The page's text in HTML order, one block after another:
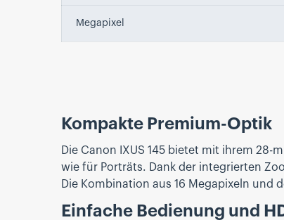
Megapixel
Kompakte Premium-Optik
Die Canon IXUS 145 bietet mit ihrem
wie für Porträts. Dank der integrierten
Die Kombination aus 16 Megapixeln
Einfache Bedienung und